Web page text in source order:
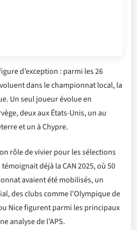
d’exception : parmi les 26
dans le championnat local, la
Un seul joueur évolue en
deux aux États-Unis, un au
et un à Chypre.
rôle de vivier pour les sélections
déjà la CAN 2025, où 50
avaient été mobilisés, un
des clubs comme l’Olympique de
Nice figurent parmi les principaux
analyse de l’APS.